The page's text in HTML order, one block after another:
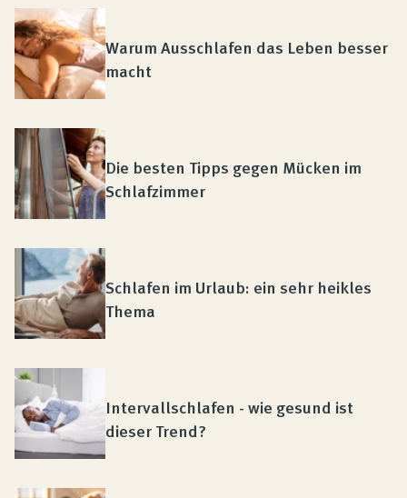
Warum Ausschlafen das Leben besser
macht
Die besten Tipps gegen Mücken im
Schlafzimmer
Schlafen im Urlaub: ein sehr heikles
Thema
Intervallschlafen - wie gesund ist
dieser Trend?